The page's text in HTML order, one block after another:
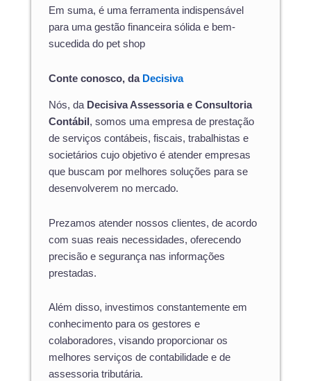
Em suma, é uma ferramenta indispensável
para uma gestão financeira sólida e bem-
sucedida do pet shop
Conte conosco, da Decisiva
Nós, da Decisiva Assessoria e Consultoria
Contábil , somos uma empresa de prestação
de serviços contábeis, fiscais, trabalhistas e
societários cujo objetivo é atender empresas
que buscam por melhores soluções para se
desenvolverem no mercado.
Prezamos atender nossos clientes, de acordo
com suas reais necessidades, oferecendo
precisão e segurança nas informações
prestadas.
Além disso, investimos constantemente em
conhecimento para os gestores e
colaboradores, visando proporcionar os
melhores serviços de contabilidade e de
assessoria tributária.